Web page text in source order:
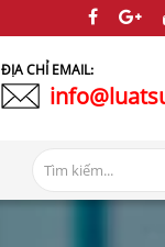
ĐỊA CHỈ EMAIL: